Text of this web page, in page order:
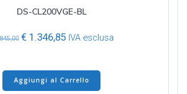
DS-CL200VGE-BL
Il
era:
€ 1.845,00.
€ 1.346,85Il
è:
€ 1.346,85.
IVA esclusa
Aggiungi al Carrello